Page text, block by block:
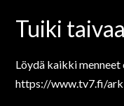
Tuiki
Löydä kaikki
https://www.tv7.fi/